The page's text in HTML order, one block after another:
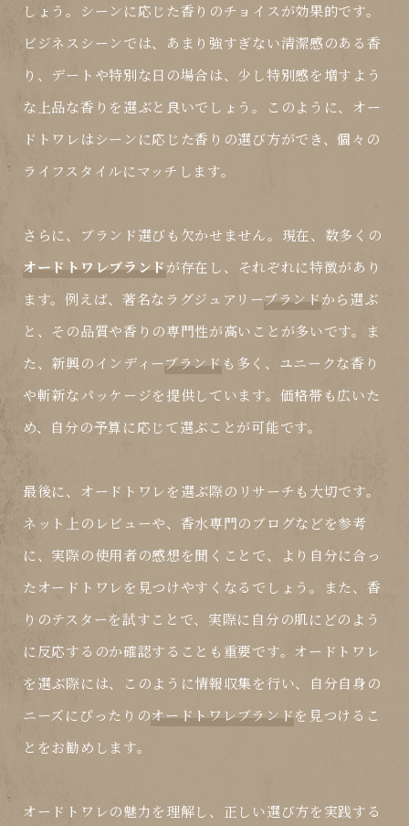
しょう。シーンに応じた香りのチョイスが効果的です。
ビジネスシーンでは、あまり強すぎない清潔感のある香
り、デートや特別な日の場合は、少し特別感を増すよう
な上品な香りを選ぶと良いでしょう。このように、オー
ドトワレはシーンに応じた香りの選び方ができ、個々の
ライフスタイルにマッチします。
さらに、ブランド選びも欠かせません。現在、数多くの
オードトワレブランドが存在し、それぞれに特徴があり
ます。例えば、著名なラグジュアリーブランドから選ぶ
と、その品質や香りの専門性が高いことが多いです。ま
た、新興のインディーブランド も多く、ユニークな香り
や斬新なパッケージを提供しています。価格帯も広いた
め、自分の予算に応じて選ぶことが可能です。
最後に、オードトワレを選ぶ際の リサーチ も大切です。
ネット上のレビューや、香水専門のブログなどを参考
に、実際の使用者の感想を聞くことで、より自分に合っ
たオードトワレを見つけやすくなるでしょう。また、香
りのテスターを試すことで、実際に自分の肌にどのよう
に反応するのか確認することも重要です。オードトワレ
を選ぶ際には、このように情報収集を行い、自分自身の
ニーズにぴったりのオードトワレブランドを見つけるこ
とをお勧めします。
オードトワレの魅力を理解し、正しい選び方を実践する